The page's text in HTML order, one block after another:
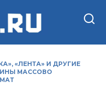
«ЛЕНТА» И ДРУГИЕ
МАССОВО